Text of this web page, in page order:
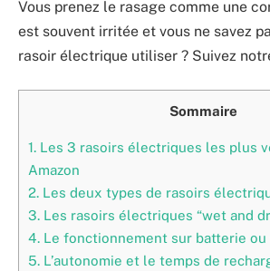
Vous prenez le rasage comme une
est souvent irritée et vous ne savez
rasoir électrique utiliser ? Suivez
Sommaire
1. Les 3 rasoirs électriques les plus
Amazon
2. Les deux types de rasoirs
3. Les rasoirs électriques “wet and
4. Le fonctionnement sur batterie
5. L’autonomie et le temps de